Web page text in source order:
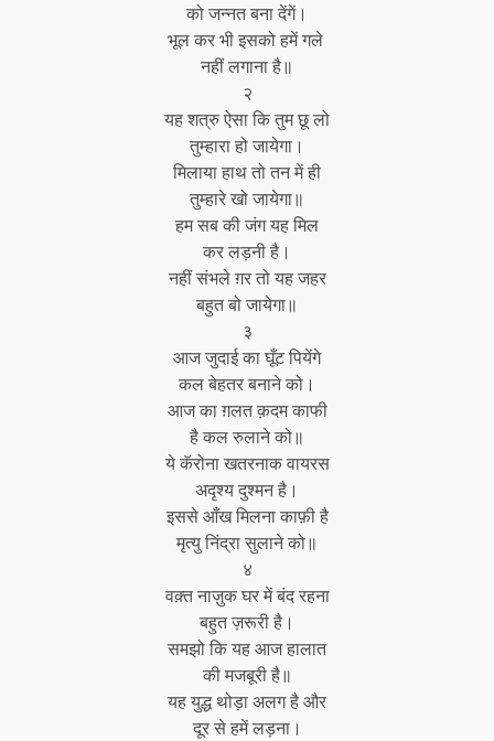
को जन्नत बना देंगें।
भूल कर भी इसको हमें गले
नहीं लगाना है॥
२
यह शत्रु ऐसा कि तुम छू लो
तुम्हारा हो जायेगा।
मिलाया हाथ तो तन में ही
तुम्हारे खो जायेगा॥
हम सब की जंग यह मिल
कर लड़नी है।
नहीं संभले ग़र तो यह जहर
बहुत बो जायेगा॥
३
आज जुदाई का घूँट पियेंगे
कल बेहतर बनाने को।
आज का ग़लत क़दम काफी
है कल रुलाने को॥
ये कॅरोना खतरनाक वायरस
अदृश्य दुश्मन है।
इससे आँख मिलना काफ़ी है
मृत्यु निंद्रा सुलाने को॥
४
वक़्त नाज़ुक घर में बंद रहना
बहुत ज़रूरी है।
समझो कि यह आज हालात
की मजबूरी है॥
यह युद्ध थोड़ा अलग है और
दूर से हमें लड़ना।